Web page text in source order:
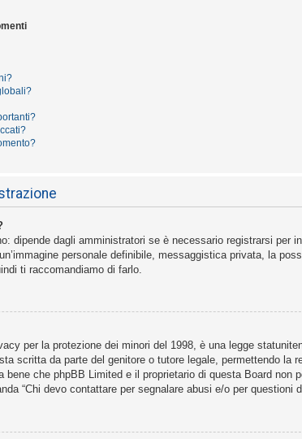
dipende dagli amministratori se è necessario registrarsi
personale definibile, messaggistica privata, la
ti raccomandiamo di farlo.
per la protezione dei minori del 1998, è una legge
scritta da parte del genitore o tutore legale, permettendo
bene che phpBB Limited e il proprietario di questa Board
“Chi devo contattare per segnalare abusi e/o per questioni